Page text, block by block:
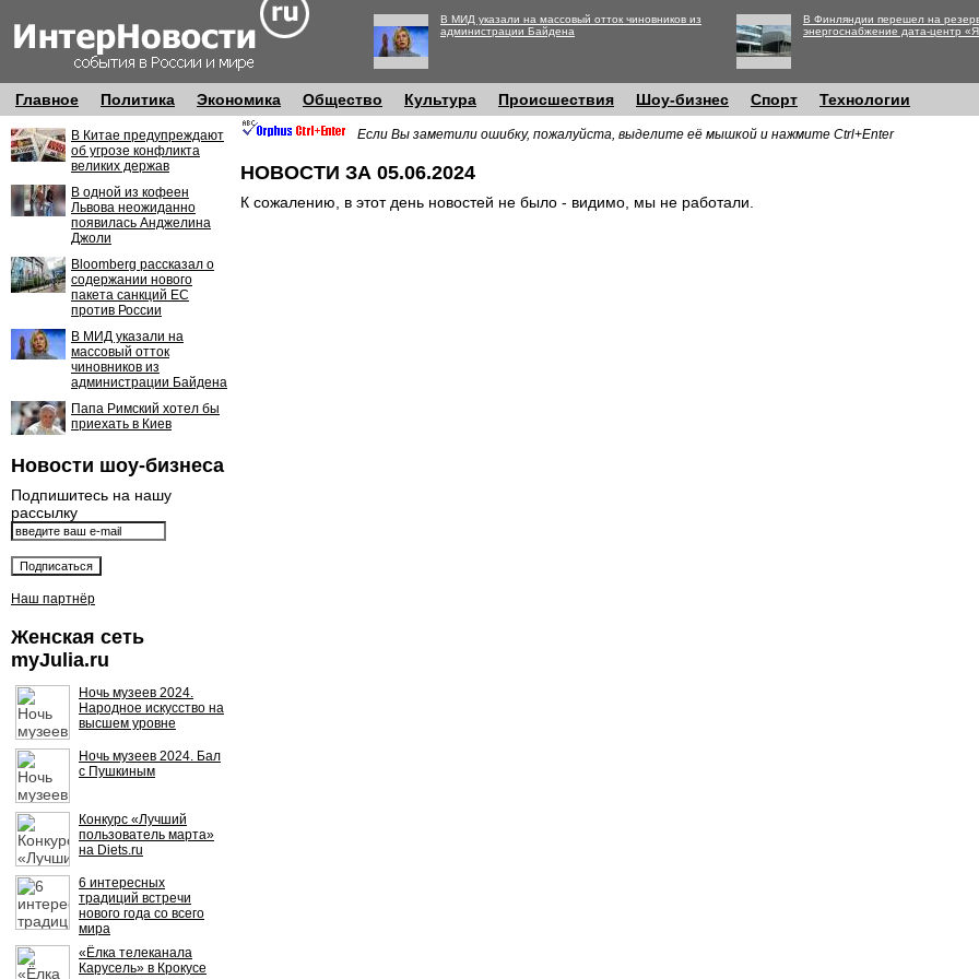
В МИД указали на массовый отток чиновников из
администрации Байдена
В Финляндии перешел на
энергоснабжение дата-центр
Главное Политика Экономика Общество Культура Происшествия Шоу-бизнес Спорт Технологии
В Китае предупреждают
об угрозе конфликта
великих держав
В одной из кофеен
Львова неожиданно
появилась Анджелина
Джоли
Bloomberg рассказал о
содержании нового
пакета санкций ЕС
против России
В МИД указали на
массовый отток
чиновников из
администрации Байдена
Папа Римский хотел бы
приехать в Киев
Новости шоу-бизнеса
Подпишитесь на нашу
рассылку
Наш партнёр
Женская сеть
myJulia.ru
Ночь музеев 2024.
Народное искусство на
высшем уровне
Ночь музеев 2024. Бал
с Пушкиным
Конкурс «Лучший
пользователь марта»
на Diets.ru
6 интересных
традиций встречи
нового года со всего
мира
«Ёлка телеканала
Карусель» в Крокусе
Если Вы заметили ошибку, пожалуйста, выделите её мышкой и нажмите Ctrl+Enter
НОВОСТИ ЗА 05.06.2024
К сожалению, в этот день новостей не было - видимо, мы не работали.